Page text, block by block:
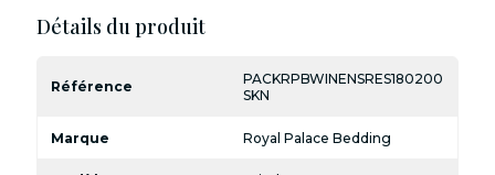
Détails du produit
Référence
PACKRPBWINENSRES180200
SKN
Marque Royal Palace Bedding